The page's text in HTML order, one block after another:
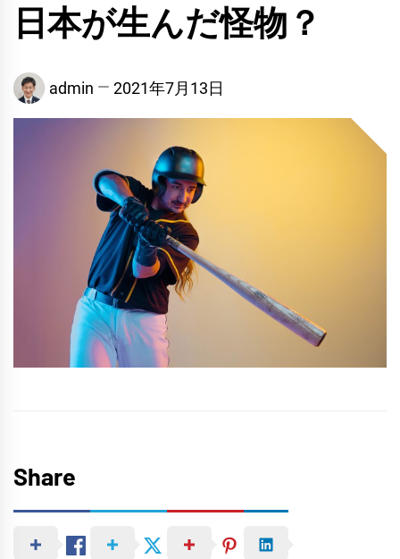
日本が生んだ怪物？
admin 2021年7月13日
Share